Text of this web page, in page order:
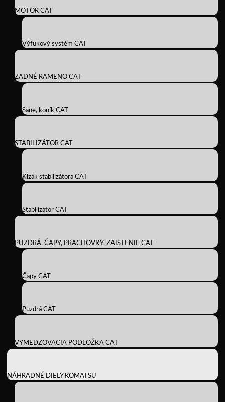
MOTOR CAT
Výfukový systém CAT
ZADNÉ RAMENO CAT
Sane, koník CAT
STABILIZÁTOR CAT
Klzák stabilizátora CAT
Stabilizátor CAT
PUZDRÁ, ČAPY, PRACHOVKY, ZAISTENIE CAT
Čapy CAT
Puzdrá CAT
VYMEDZOVACIA PODLOŽKA CAT
NÁHRADNÉ DIELY KOMATSU